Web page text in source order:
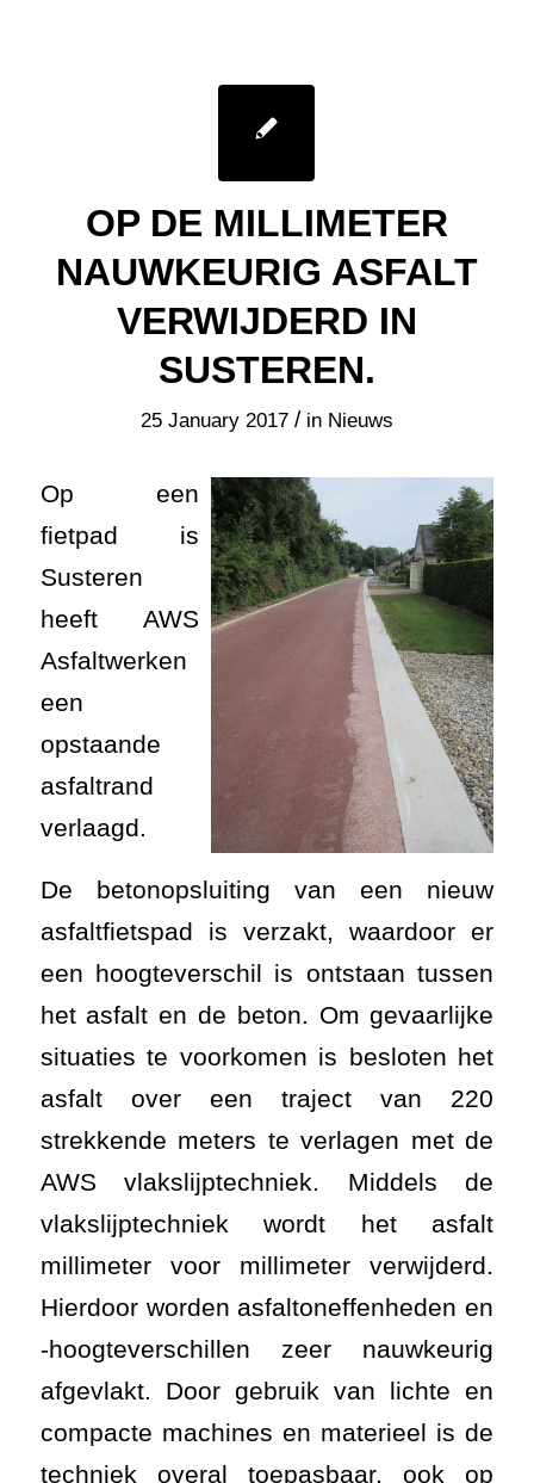
OP DE MILLIMETER
NAUWKEURIG ASFALT
VERWIJDERD IN
SUSTEREN.
25 January 2017 / in Nieuws
Op een
fietpad is
Susteren
heeft AWS
Asfaltwerken
een
opstaande
asfaltrand
verlaagd.
De betonopsluiting van een nieuw
asfaltfietspad is verzakt, waardoor er
een hoogteverschil is ontstaan tussen
het asfalt en de beton. Om gevaarlijke
situaties te voorkomen is besloten het
asfalt over een traject van 220
strekkende meters te verlagen met de
AWS vlakslijptechniek. Middels de
vlakslijptechniek wordt het asfalt
millimeter voor millimeter verwijderd.
Hierdoor worden asfaltoneffenheden en
-hoogteverschillen zeer nauwkeurig
afgevlakt. Door gebruik van lichte en
compacte machines en materieel is de
techniek overal toepasbaar, ook op